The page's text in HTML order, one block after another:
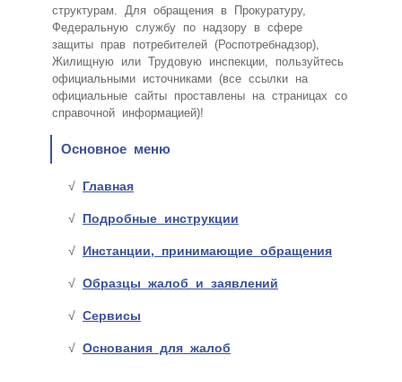
структурам. Для обращения в Прокуратуру,
Федеральную службу по надзору в сфере
защиты прав потребителей (Роспотребнадзор),
Жилищную или Трудовую инспекции, пользуйтесь
официальными источниками (все ссылки на
официальные сайты проставлены на страницах со
справочной информацией)!
Основное меню
Главная
Подробные инструкции
Инстанции, принимающие обращения
Образцы жалоб и заявлений
Сервисы
Основания для жалоб